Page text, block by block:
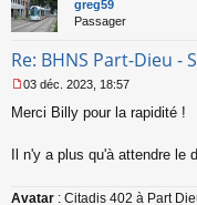
o
n
u
greg59
Passager
Re: BHNS Part-Dieu -
e
a
e
03 déc. 2023, 18:57
Merci Billy pour la rapidité !
Il n'y a plus qu'à attendre le
Avatar : Citadis 402 à Part